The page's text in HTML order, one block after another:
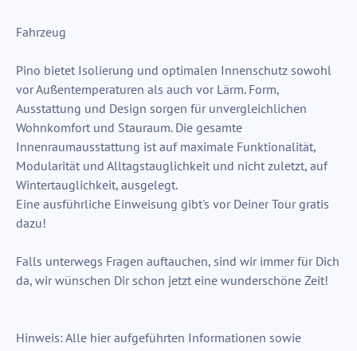
Fahrzeug
Pino bietet Isolierung und optimalen Innenschutz sowohl
vor Außentemperaturen als auch vor Lärm. Form,
Ausstattung und Design sorgen für unvergleichlichen
Wohnkomfort und Stauraum. Die gesamte
Innenraumausstattung ist auf maximale Funktionalität,
Modularität und Alltagstauglichkeit und nicht zuletzt, auf
Wintertauglichkeit, ausgelegt.
Eine ausführliche Einweisung gibt's vor Deiner Tour gratis
dazu!
Falls unterwegs Fragen auftauchen, sind wir immer für Dich
da, wir wünschen Dir schon jetzt eine wunderschöne Zeit!
Hinweis: Alle hier aufgeführten Informationen sowie